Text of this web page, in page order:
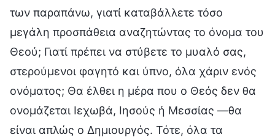
των παραπάνω, γιατί καταβάλλετε τόσο
μεγάλη προσπάθεια αναζητώντας το όνομα του
Θεού; Γιατί πρέπει να στύβετε το μυαλό σας,
στερούμενοι φαγητό και ύπνο, όλα χάριν ενός
ονόματος; Θα έλθει η μέρα που ο Θεός δεν θα
ονομάζεται Ιεχωβά, Ιησούς ή Μεσσίας —θα
είναι απλώς ο Δημιουργός. Τότε, όλα τα